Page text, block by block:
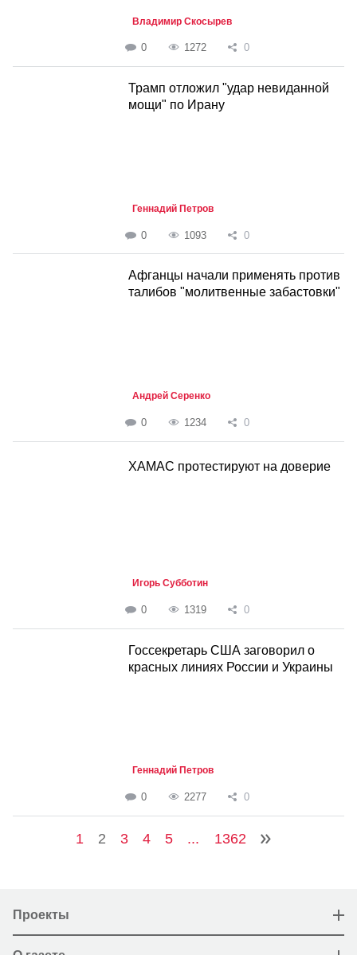
Владимир Скосырев
0 1272 0
Трамп отложил "удар невиданной
мощи" по Ирану
Геннадий Петров
0 1093 0
Афганцы начали применять против
талибов "молитвенные забастовки"
Андрей Серенко
0 1234 0
ХАМАС протестируют на доверие
Игорь Субботин
0 1319 0
Госсекретарь США заговорил о
красных линиях России и Украины
Геннадий Петров
0 2277 0
1 2 3 4 5 ... 1362
Проекты